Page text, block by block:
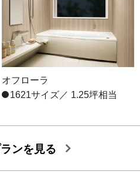
オフローラ
1621サイズ／ 1.25坪相当
ンを見る